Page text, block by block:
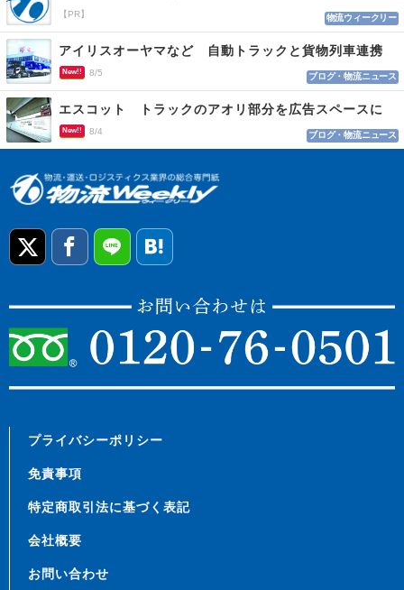
【PR】 物流ウィークリー
アイリスオーヤマなど 自動トラックと貨物列車連携
New!! 8/5 ブログ・物流ニュース
エスコット トラックのアオリ部分を広告スペースに
New!! 8/4 ブログ・物流ニュース
プライバシーポリシー
免責事項
特定商取引法に基づく表記
会社概要
お問い合わせ